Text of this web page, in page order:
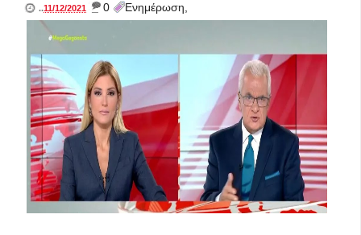
..11/12/2021 _ 0 Ενημέρωση,